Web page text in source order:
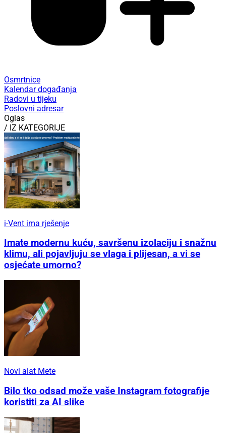
Osmrtnice
Kalendar događanja
Radovi u tijeku
Poslovni adresar
Oglas
/ IZ KATEGORIJE
i-Vent ima rješenje
Imate modernu kuću, savršenu izolaciju i snažnu
klimu, ali pojavljuju se vlaga i plijesan, a vi se
osjećate umorno?
Novi alat Mete
Bilo tko odsad može vaše Instagram fotografije
koristiti za AI slike